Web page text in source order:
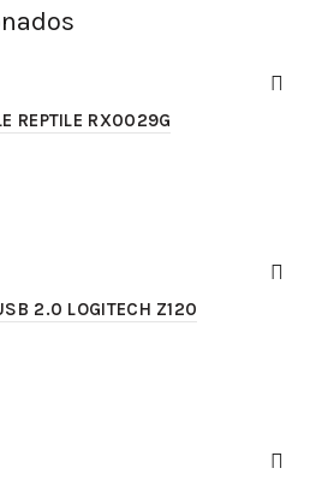
REPTILE RX0029G
2.0 LOGITECH Z120